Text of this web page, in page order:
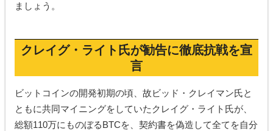
ましょう。
クレイグ・ライト氏が勧告に徹底抗戦を宣
言
ビットコインの開発初期の頃、故ビッド・クレイマン氏と
ともに共同マイニングをしていたクレイグ・ライト氏が、
総額110万にものぼるBTCを、契約書を偽造して全てを自分